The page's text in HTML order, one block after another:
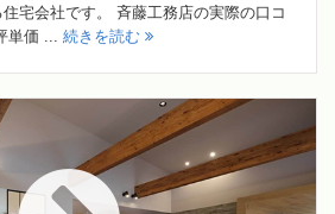
住宅会社です。 斉藤工務店の実際の口コ
単価 ... 続きを読む